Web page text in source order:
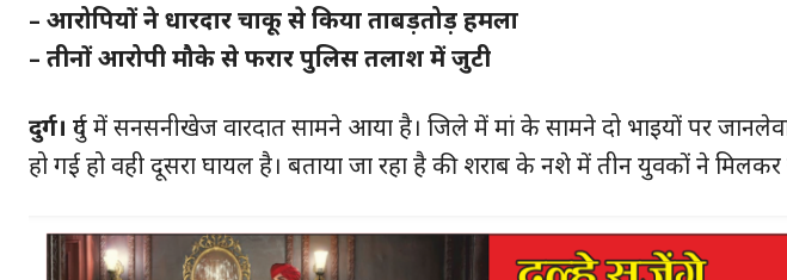
– आरोपियों ने धारदार चाकू से किया ताबड़तोड़ हमला
– तीनों आरोपी मौके से फरार पुलिस तलाश में जुटी
दुर्ग। दुर्ग में सनसनीखेज वारदात सामने आया है। जिले में मां के सामने दो भाइयों पर
हो गई हो वही दूसरा घायल है। बताया जा रहा है की शराब के नशे में तीन युवकों ने